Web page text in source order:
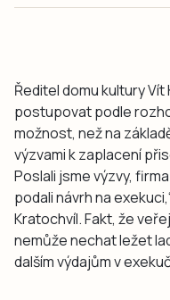
Ředitel domu kultury
postupovat podle
možnost, než na
výzvami k zaplacení
Poslali jsme výzvy,
podali návrh na
Kratochvíl. Fakt, že
nemůže nechat ležet
dalším výdajům v